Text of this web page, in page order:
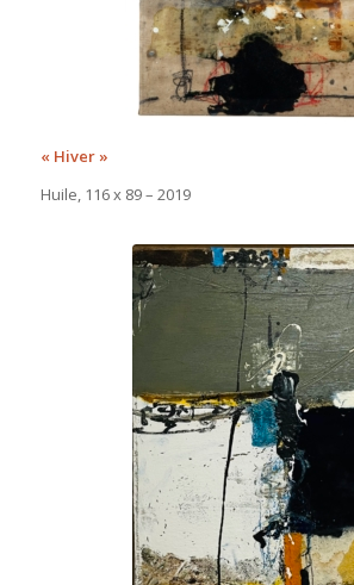
« Hiver »
Huile, 116 x 89 – 2019